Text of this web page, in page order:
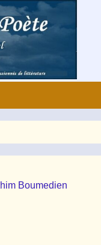
Boumedien